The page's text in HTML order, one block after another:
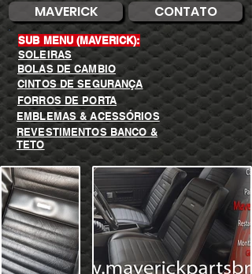
MAVERICK
CONTATO
SUB MENU (MAVERICK):
SOLEIRAS
BOLAS DE CAMBIO
CINTOS DE SEGURANÇA
FORROS DE PORTA
EMBLEMAS & ACESSÓRIOS
REVESTIMENTOS BANCO &
TETO